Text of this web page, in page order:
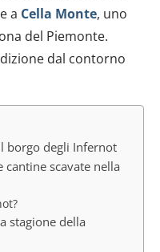
a Cella Monte, uno
del Piemonte.
dal contorno
borgo degli Infernot
scavate nella
stagione della